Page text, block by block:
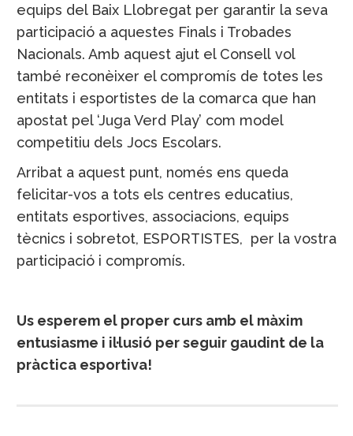
equips del Baix Llobregat per garantir la seva
participació a aquestes Finals i Trobades
Nacionals. Amb aquest ajut el Consell vol
també reconèixer el compromís de totes les
entitats i esportistes de la comarca que han
apostat pel ‘Juga Verd Play’ com model
competitiu dels Jocs Escolars.
Arribat a aquest punt, només ens queda
felicitar-vos a tots els centres educatius,
entitats esportives, associacions, equips
tècnics i sobretot, ESPORTISTES, per la vostra
participació i compromís.
Us esperem el proper curs amb el màxim
entusiasme i il·lusió per seguir gaudint de la
pràctica esportiva!